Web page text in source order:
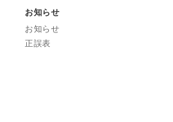
お知らせ
お知らせ
正誤表